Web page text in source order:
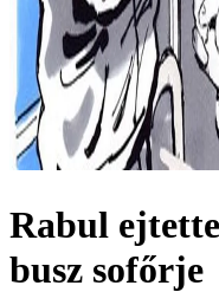
Rabul
busz sofőrje